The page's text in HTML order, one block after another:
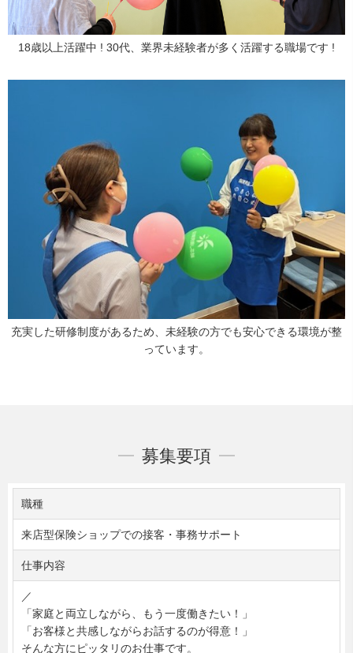
募集要項
職種
来店型保険ショップでの接客・事務サポート
仕事内容
／
「家庭と両立しながら、もう一度働きたい！」
「お客様と共感しながらお話するのが得意！」
そんな方にピッタリのお仕事です。
18歳以上活躍中 ! 30代、業界未経験者が多く活躍する職場です !
充実した研修制度があるため、未経験の方でも安心できる環境が整
っています。